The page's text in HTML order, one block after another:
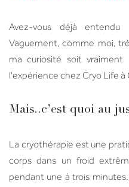
Avez-vous déjà
Vaguement, comme moi,
ma curiosité soit
l'expérience chez Cryo Life à
Mais..c’est quoi au
La cryothérapie est une
corps dans un froid
pendant une à trois